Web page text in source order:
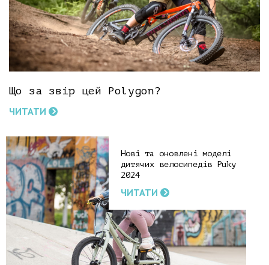
Що за звір цей Polygon?
ЧИТАТИ
Нові та оновлені моделі
дитячих велосипедів Puky
2024
ЧИТАТИ